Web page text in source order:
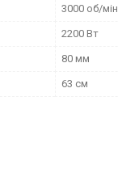
3000 об/мін
2200 Вт
80 мм
63 см